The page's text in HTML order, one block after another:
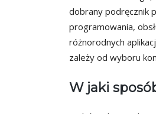
dobrany podręcznik
programowania,
różnorodnych
zależy od wyboru
W jaki